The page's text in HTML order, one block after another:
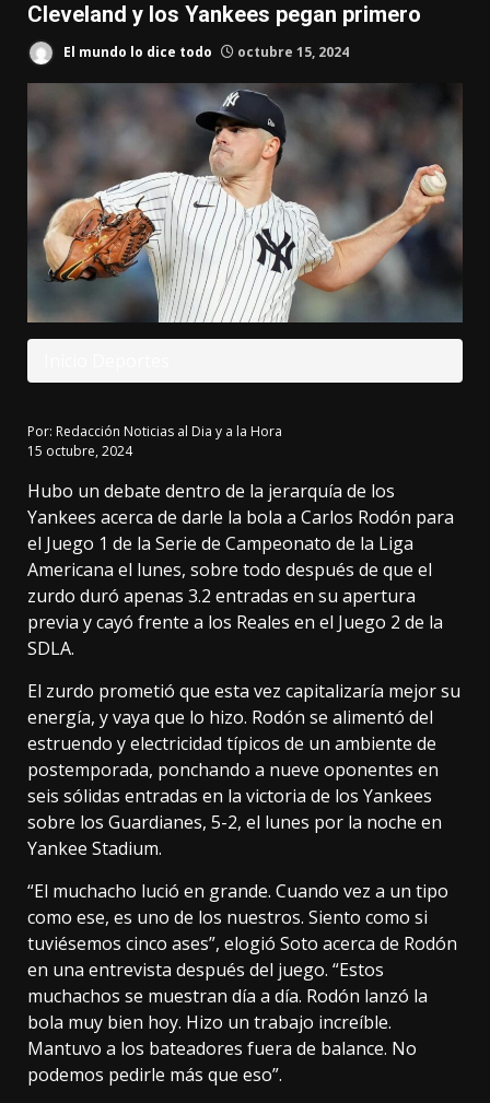
Cleveland y los Yankees pegan primero
El mundo lo dice todo octubre 15, 2024
Por: Redacción Noticias al Dia y a la Hora
15 octubre, 2024
Hubo un debate dentro de la jerarquía de los
Yankees acerca de darle la bola a Carlos Rodón para
el Juego 1 de la Serie de Campeonato de la Liga
Americana el lunes, sobre todo después de que el
zurdo duró apenas 3.2 entradas en su apertura
previa y cayó frente a los Reales en el Juego 2 de la
SDLA.
El zurdo prometió que esta vez capitalizaría mejor su
energía, y vaya que lo hizo. Rodón se alimentó del
estruendo y electricidad típicos de un ambiente de
postemporada, ponchando a nueve oponentes en
seis sólidas entradas en la victoria de los Yankees
sobre los Guardianes, 5-2, el lunes por la noche en
Yankee Stadium.
“El muchacho lució en grande. Cuando vez a un tipo
como ese, es uno de los nuestros. Siento como si
tuviésemos cinco ases”, elogió Soto acerca de Rodón
en una entrevista después del juego. “Estos
muchachos se muestran día a día. Rodón lanzó la
bola muy bien hoy. Hizo un trabajo increíble.
Mantuvo a los bateadores fuera de balance. No
podemos pedirle más que eso”.